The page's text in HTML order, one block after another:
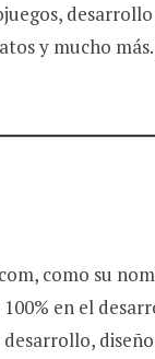
y mucho más.
como su
en el